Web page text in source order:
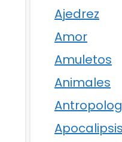
Ajedrez
Amor
Amuletos
Animales
Apocalipsis